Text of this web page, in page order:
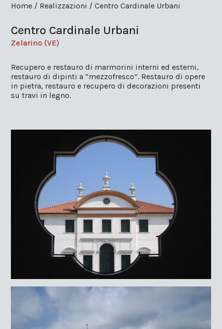
Home / Realizzazioni / Centro Cardinale Urbani
Centro Cardinale Urbani
Zelarino (VE)
Recupero e restauro di marmorini interni ed esterni,
restauro di dipinti a “mezzofresco”. Restauro di opere
in pietra, restauro e recupero di decorazioni presenti
su travi in legno.